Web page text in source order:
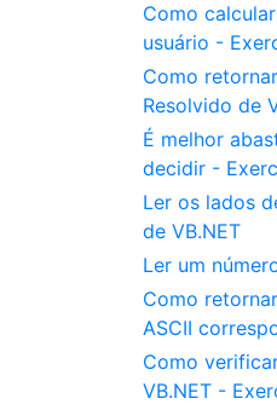
Como
usuário -
Como
Resolvido de
É melhor
decidir -
Ler os lados
de VB.NET
Ler um
Como
ASCII
Como
VB.NET -